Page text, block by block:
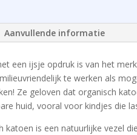
Aanvullende informatie
een ijsje opdruk is van het merk
te werken als
Ze geloven dat organisch
huid, vooral voor kindjes die
katoen is een natuurlijke vezel